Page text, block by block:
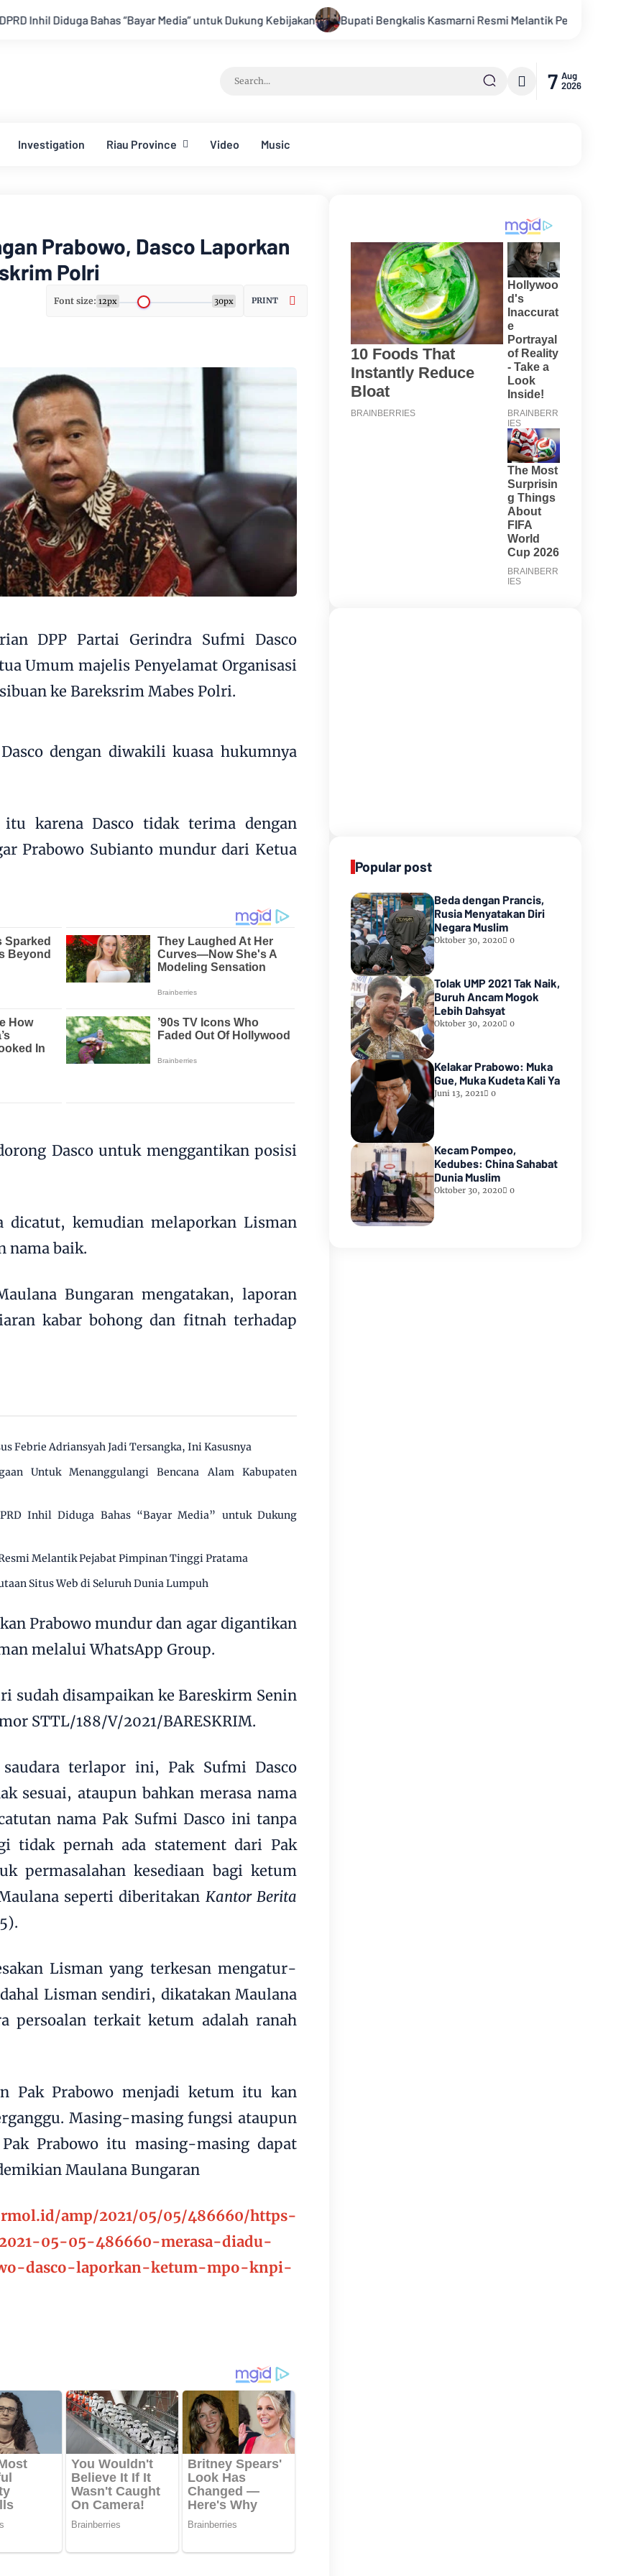
“Bayar Media” untuk Dukung Kebijakan Bupati Bengkalis Kasmarni Resmi Melantik Pejabat Pimpinan Tinggi Pratama
7 Aug
2026
Investigation Riau Province Video Music
Prabowo, Dasco Laporkan
Polri
Font size: 12px 30px PRINT
DPP Partai Gerindra Sufmi Dasco
Umum majelis Penyelamat Organisasi
ke Bareksrim Mabes Polri.
dengan diwakili kuasa hukumnya
itu karena Dasco tidak terima dengan
Prabowo Subianto mundur dari Ketua
Dasco untuk menggantikan posisi
dicatut, kemudian melaporkan Lisman
nama baik.
Bungaran mengatakan, laporan
kabar bohong dan fitnah terhadap
Febrie Adriansyah Jadi Tersangka, Ini Kasusnya
Untuk Menanggulangi Bencana Alam Kabupaten
Inhil Diduga Bahas “Bayar Media” untuk Dukung
Melantik Pejabat Pimpinan Tinggi Pratama
Situs Web di Seluruh Dunia Lumpuh
Prabowo mundur dan agar digantikan
melalui WhatsApp Group.
sudah disampaikan ke Bareskirm Senin
STTL/188/V/2021/BARESKRIM.
terlapor ini, Pak Sufmi Dasco
sesuai, ataupun bahkan merasa nama
nama Pak Sufmi Dasco ini tanpa
tidak pernah ada statement dari Pak
permasalahan kesediaan bagi ketum
seperti diberitakan Kantor Berita
Lisman yang terkesan mengatur-
Lisman sendiri, dikatakan Maulana
persoalan terkait ketum adalah ranah
Pak Prabowo menjadi ketum itu kan
Masing-masing fungsi ataupun
Prabowo itu masing-masing dapat
Maulana Bungaran
amp/2021/05/05/486660/https-
05-05-486660-merasa-diadu-
dasco-laporkan-ketum-mpo-knpi-
Popular post
Beda dengan Prancis,
Rusia Menyatakan Diri
Negara Muslim
Oktober 30, 2020 0
Tolak UMP 2021 Tak Naik,
Buruh Ancam Mogok
Lebih Dahsyat
Oktober 30, 2020 0
Kelakar Prabowo: Muka
Gue, Muka Kudeta Kali Ya
Juni 13, 2021 0
Kecam Pompeo,
Kedubes: China Sahabat
Dunia Muslim
Oktober 30, 2020 0